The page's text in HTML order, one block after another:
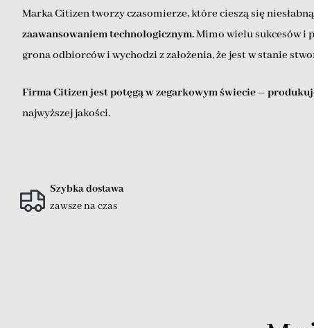
Marka Citizen tworzy czasomierze, które cieszą się
zaawansowaniem technologicznym.Mimo wielu sukcesów i
grona odbiorców i wychodzi z założenia, że jest w stanie
Firma Citizen jest potęgą w zegarkowym świecie –
najwyższej jakości.
Szybka dostawa
zawsze na czas